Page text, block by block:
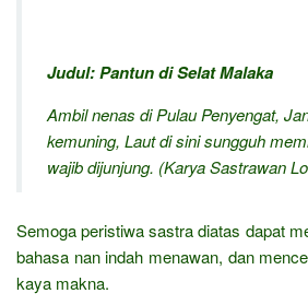
Judul: Pantun di Selat Malaka
Ambil nenas di Pulau Penyengat,
kemuning, Laut di sini sungguh
wajib dijunjung. (Karya Sastrawan
Semoga peristiwa sastra diatas dapat
bahasa nan indah menawan, dan
kaya makna.